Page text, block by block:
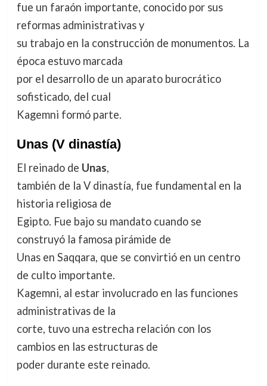
fue un faraón importante, conocido por sus
reformas administrativas y
su trabajo en la construcción de monumentos. La
época estuvo marcada
por el desarrollo de un aparato burocrático
sofisticado, del cual
Kagemni formó parte.
Unas(V dinastía)
El reinado de Unas,
también de la V dinastía, fue fundamental en la
historia religiosa de
Egipto. Fue bajo su mandato cuando se
construyó la famosa pirámide de
Unas en Saqqara, que se convirtió en un centro
de culto importante.
Kagemni, al estar involucrado en las funciones
administrativas de la
corte, tuvo una estrecha relación con los
cambios en las estructuras de
poder durante este reinado.